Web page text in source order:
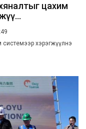
цахим
системээр хэрэгжүүлнэ